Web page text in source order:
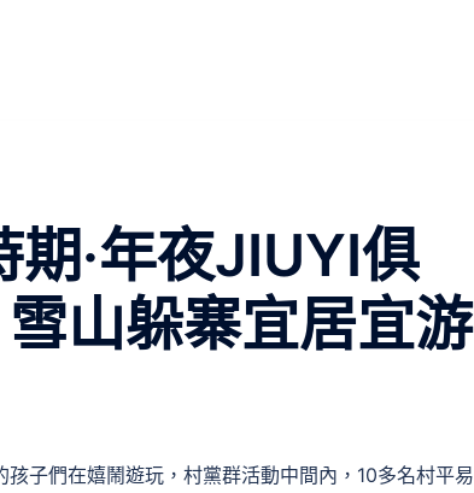
·年夜JIUYI俱
山躲寨宜居宜游
子們在嬉鬧遊玩，村黨群活動中間內，10多名村平易